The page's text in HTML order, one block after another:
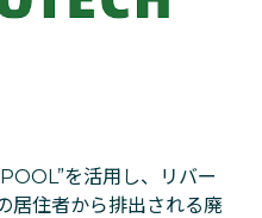
を活用し、リバー
居住者から排出される廃